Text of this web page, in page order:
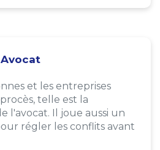
Avocat
et les entreprises
telle est la
l'avocat. Il joue aussi un
régler les conflits avant